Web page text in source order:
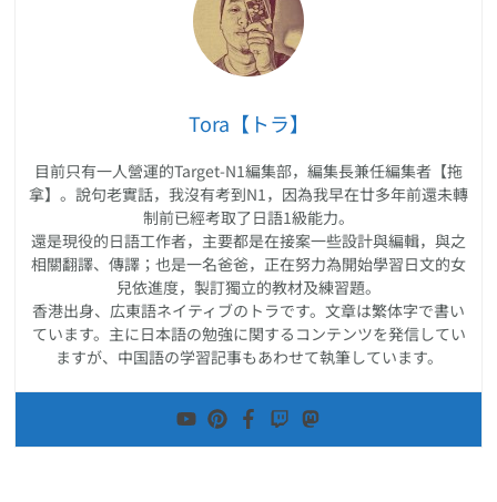
Tora【トラ】
目前只有一人營運的Target-N1編集部，編集長兼任編集者【拖
拿】。說句老實話，我沒有考到N1，因為我早在廿多年前還未轉
制前已經考取了日語1級能力。
還是現役的日語工作者，主要都是在接案一些設計與編輯，與之
相關翻譯、傳譯；也是一名爸爸，正在努力為開始學習日文的女
兒依進度，製訂獨立的教材及練習題。
香港出身、広東語ネイティブのトラです。文章は繁体字で書い
ています。主に日本語の勉強に関するコンテンツを発信してい
ますが、中国語の学習記事もあわせて執筆しています。